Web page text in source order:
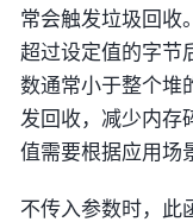
常会触发垃圾回收
超过设定值的字节
数通常小于整个堆
发回收，减少内存
值需要根据应用场
不传入参数时，此